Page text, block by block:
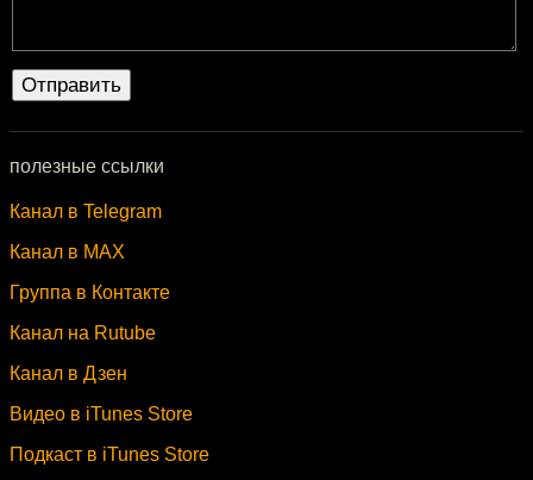
полезные ссылки
Канал в Telegram
Канал в MAX
Группа в Контакте
Канал на Rutube
Канал в Дзен
Видео в iTunes Store
Подкаст в iTunes Store